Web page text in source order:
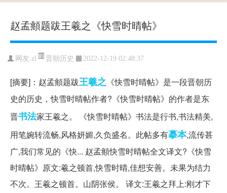
赵孟頫题跋王羲之《快雪时晴帖》
网友:zl 晋朝历史 2022-12-19 02:48:37
[摘要]：赵孟頫题跋王羲之 《快雪时晴帖》是一段晋朝历
史的历史，快雪时晴帖作者?《快雪时晴帖》的作者是东
晋书法家王羲之。 《快雪时晴帖》书法是行书,书法精美,
用笔婉转流畅,风格妍媚,久负盛名。此帖多有摹本,流传甚
广,我们常见的《快... 赵孟頫快雪时晴帖全文译文?《快雪
时晴帖》原文:羲之顿首,快雪时晴,佳想安善。未果为结力
不次。王羲之顿首。山阴张侯。 译文:王羲之拜上:刚才下